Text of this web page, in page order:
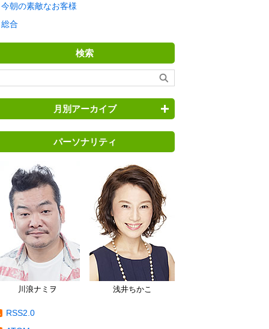
今朝の素敵なお客様
総合
検索
月別アーカイブ
パーソナリティ
川浪ナミヲ 浅井ちかこ
RSS2.0